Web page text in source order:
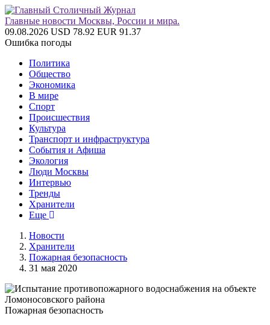
Главные новости Москвы, России и мира.
09.08.2026 USD 78.92 EUR 91.37
Ошибка погоды
Политика
Общество
Экономика
В мире
Спорт
Происшествия
Культура
Транспорт и инфраструктура
События и Афиша
Экология
Люди Москвы
Интервью
Тренды
Хранители
Еще
Новости
Хранители
Пожарная безопасность
31 мая 2020
Пожарная безопасность